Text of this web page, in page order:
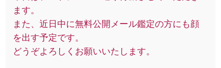
ます。
また、近日中に無料公開メール鑑定の方にも顔
を出す予定です。
どうぞよろしくお願いいたします。